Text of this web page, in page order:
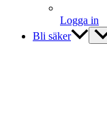
Logga in
Bli säker